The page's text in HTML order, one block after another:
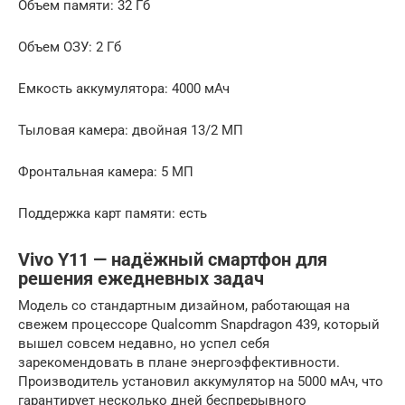
Объем памяти: 32 Гб
Объем ОЗУ: 2 Гб
Емкость аккумулятора: 4000 мАч
Тыловая камера: двойная 13/2 МП
Фронтальная камера: 5 МП
Поддержка карт памяти: есть
Vivo Y11 — надёжный смартфон для
решения ежедневных задач
Модель со стандартным дизайном, работающая на
свежем процессоре Qualcomm Snapdragon 439, который
вышел совсем недавно, но успел себя
зарекомендовать в плане энергоэффективности.
Производитель установил аккумулятор на 5000 мАч, что
гарантирует несколько дней беспрерывного